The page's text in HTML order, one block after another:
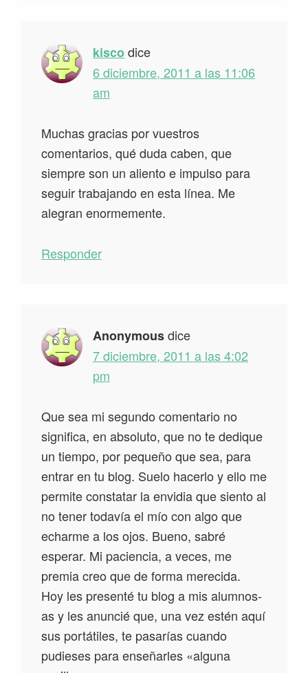
kiscodice
6 diciembre, 2011 a las 11:06
am
Muchas gracias por vuestros
comentarios, qué duda caben, que
siempre son un aliento e impulso para
seguir trabajando en esta línea. Me
alegran enormemente.
Responder
Anonymousdice
7 diciembre, 2011 a las 4:02
pm
Que sea mi segundo comentario no
significa, en absoluto, que no te dedique
un tiempo, por pequeño que sea, para
entrar en tu blog. Suelo hacerlo y ello me
permite constatar la envidia que siento al
no tener todavía el mío con algo que
echarme a los ojos. Bueno, sabré
esperar. Mi paciencia, a veces, me
premia creo que de forma merecida.
Hoy les presenté tu blog a mis alumnos-
as y les anuncié que, una vez estén aquí
sus portátiles, te pasarías cuando
pudieses para enseñarles «alguna